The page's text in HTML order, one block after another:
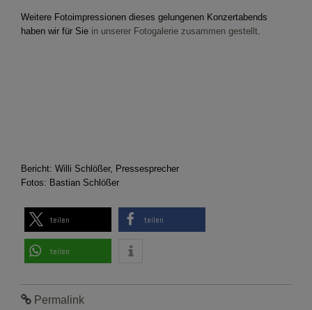
Weitere Fotoimpressionen dieses gelungenen Konzertabends
haben wir für Sie in unserer Fotogalerie zusammen gestellt
Bericht: Willi Schlößer, Pressesprecher
Fotos: Bastian Schlößer
teilen teilen
teilen
Permalink